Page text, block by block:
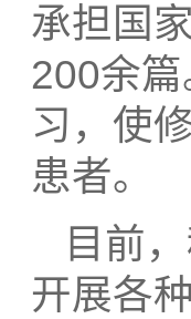
承担国
200余
习，使
患者。
目前
开展各